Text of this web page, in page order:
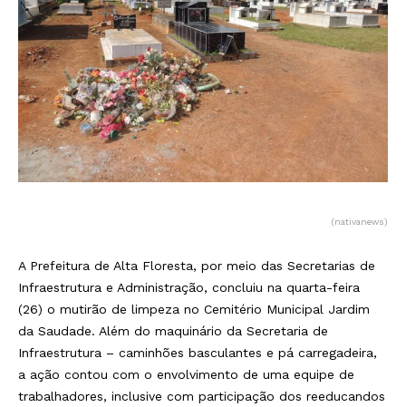
(nativanews)
A Prefeitura de Alta Floresta, por meio das Secretarias de
Infraestrutura e Administração, concluiu na quarta-feira
(26) o mutirão de limpeza no Cemitério Municipal Jardim
da Saudade. Além do maquinário da Secretaria de
Infraestrutura – caminhões basculantes e pá carregadeira,
a ação contou com o envolvimento de uma equipe de
trabalhadores, inclusive com participação dos reeducandos